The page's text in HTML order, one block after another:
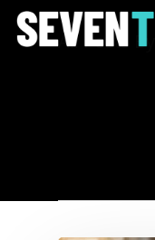
All Posts By